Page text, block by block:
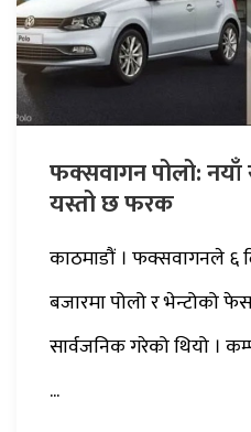
फक्सवागन पोलो: नयाँ
यस्तो छ फरक
काठमाडौं । फक्सवागनले ६
बजारमा पोलो र भेन्टोको
सार्वजनिक गरेको थियो ।
...